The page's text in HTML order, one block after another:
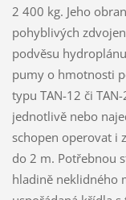
2 400 kg. Jeho
pohyblivých
podvěsu
pumy o hmotnosti
typu TAN-12 či
jednotlivě nebo
schopen operovat i
do 2 m. Potřebnou
hladině neklidného